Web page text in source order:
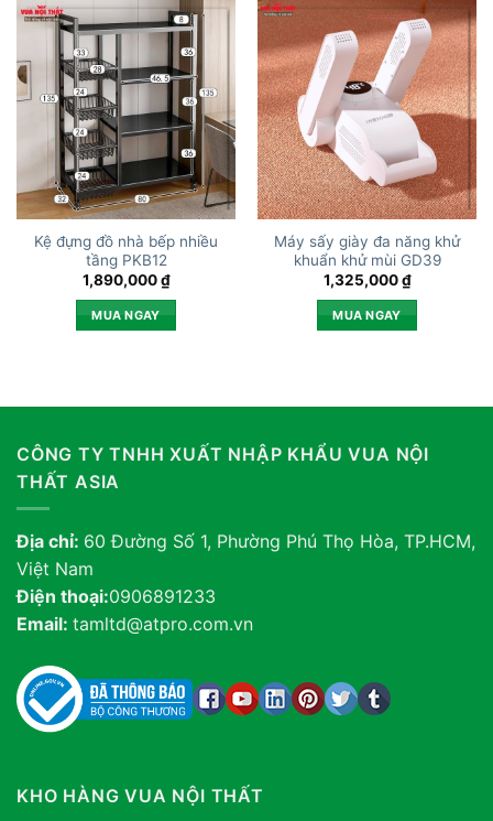
Kệ đựng đồ nhà bếp nhiều
tầng PKB12
1,890,000₫
MUA NGAY
Máy sấy giày đa năng khử
khuẩn khử mùi GD39
1,325,000₫
MUA NGAY
CÔNG TY TNHH XUẤT NHẬP KHẨU VUA NỘI
THẤT ASIA
Địa chỉ: 60 Đường Số 1, Phường Phú Thọ Hòa, TP.HCM,
Việt Nam
Điện thoại:0906891233
Email: tamltd@atpro.com.vn
KHO HÀNG VUA NỘI THẤT